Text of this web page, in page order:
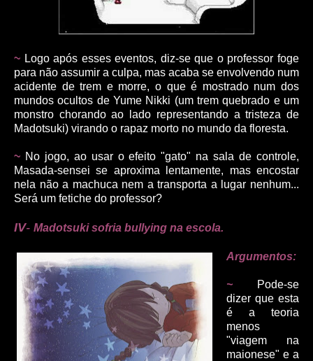
~ Logo após esses eventos, diz-se que o professor foge
para não assumir a culpa, mas acaba se envolvendo num
acidente de trem e morre, o que é mostrado num dos
mundos ocultos de Yume Nikki (um trem quebrado e um
monstro chorando ao lado representando a tristeza de
Madotsuki) virando o rapaz morto no mundo da floresta.
~ No jogo, ao usar o efeito "gato" na sala de controle,
Masada-sensei se aproxima lentamente, mas encostar
nela não a machuca nem a transporta a lugar nenhum...
Será um fetiche do professor?
IV- Madotsuki sofria bullying na escola.
Argumentos:
~
Pode-se
dizer que esta
é a teoria
menos
"viagem na
maionese" e a